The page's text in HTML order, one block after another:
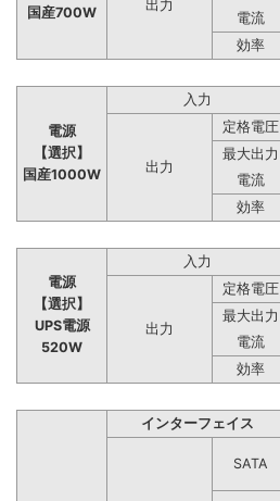
国産700W
出力
電流
効率
電源
【選択】
国産1000W
入力
出力
定格電圧
最大出力
電流
効率
電源
【選択】
UPS電源
520W
入力
出力
定格電圧
最大出力
電流
効率
インターフェイス
SATA